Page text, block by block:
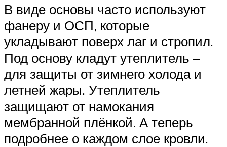
В виде основы часто используют
фанеру и ОСП, которые
укладывают поверх лаг и стропил.
Под основу кладут утеплитель –
для защиты от зимнего холода и
летней жары. Утеплитель
защищают от намокания
мембранной плёнкой. А теперь
подробнее о каждом слое кровли.